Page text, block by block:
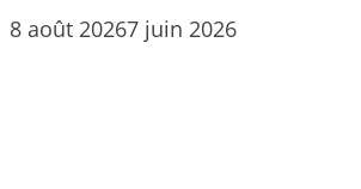
8 août 20267 juin 2026